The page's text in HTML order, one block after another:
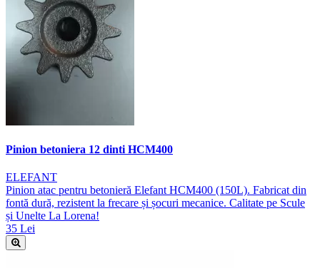
Pinion betoniera 12 dinti HCM400
ELEFANT
Pinion atac pentru betonieră Elefant HCM400 (150L). Fabricat din
fontă dură, rezistent la frecare și șocuri mecanice. Calitate pe Scule
și Unelte La Lorena!
35 Lei